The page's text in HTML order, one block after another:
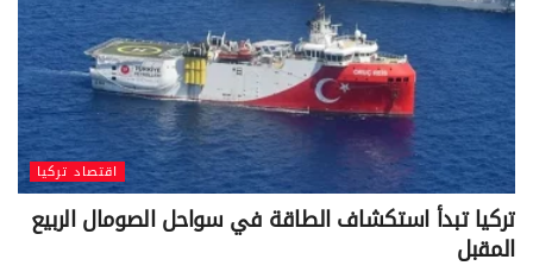
اقتصاد تركيا
تركيا تبدأ استكشاف الطاقة في سواحل الصومال الربيع
المقبل